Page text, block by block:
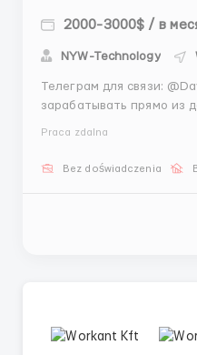
2000-3000$ / в
NYW-Technology
Телеграм для связи:
зарабатывать прямо из
может развивать навыки
Praca zdalna
Bez doświadczenia